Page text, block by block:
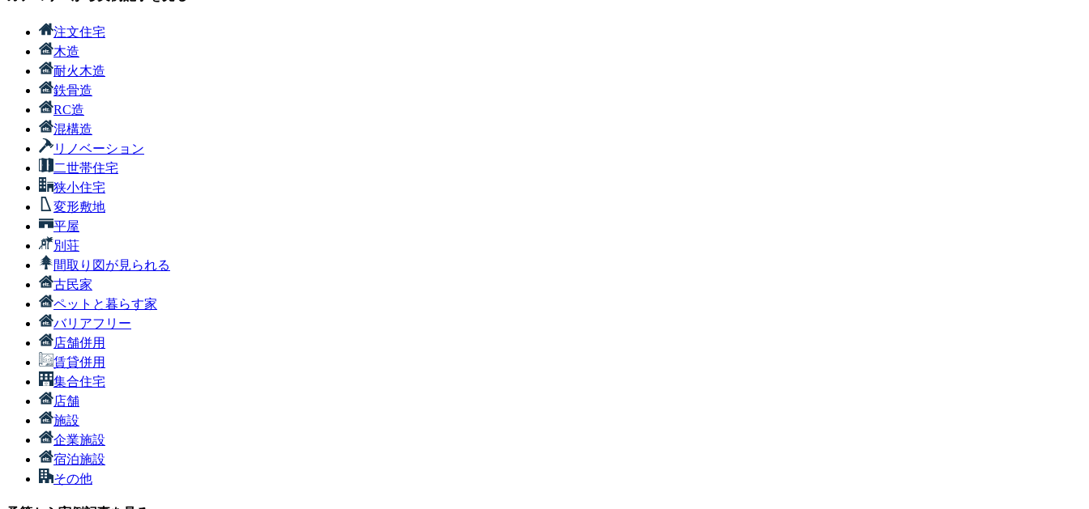
注文住宅
木造
耐火木造
鉄骨造
RC造
混構造
リノベーション
二世帯住宅
狭小住宅
変形敷地
平屋
別荘
間取り図が見られる
古民家
ペットと暮らす家
バリアフリー
店舗併用
賃貸併用
集合住宅
店舗
施設
企業施設
宿泊施設
その他